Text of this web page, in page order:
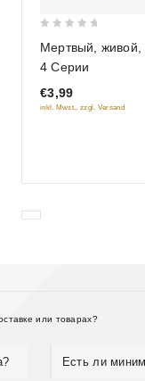
out
of
5
Мертвый, живой,
4 Серии
€3,99
inkl. Mwst., zzgl. Versand
или товарах?
Есть ли